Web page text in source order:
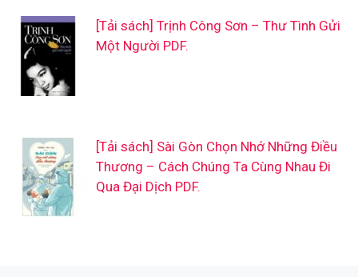
[Tải sách] Trịnh Công Sơn – Thư Tình Gửi
Một Người PDF.
[Tải sách] Sài Gòn Chọn Nhớ Những Điều
Thương – Cách Chúng Ta Cùng Nhau Đi
Qua Đại Dịch PDF.